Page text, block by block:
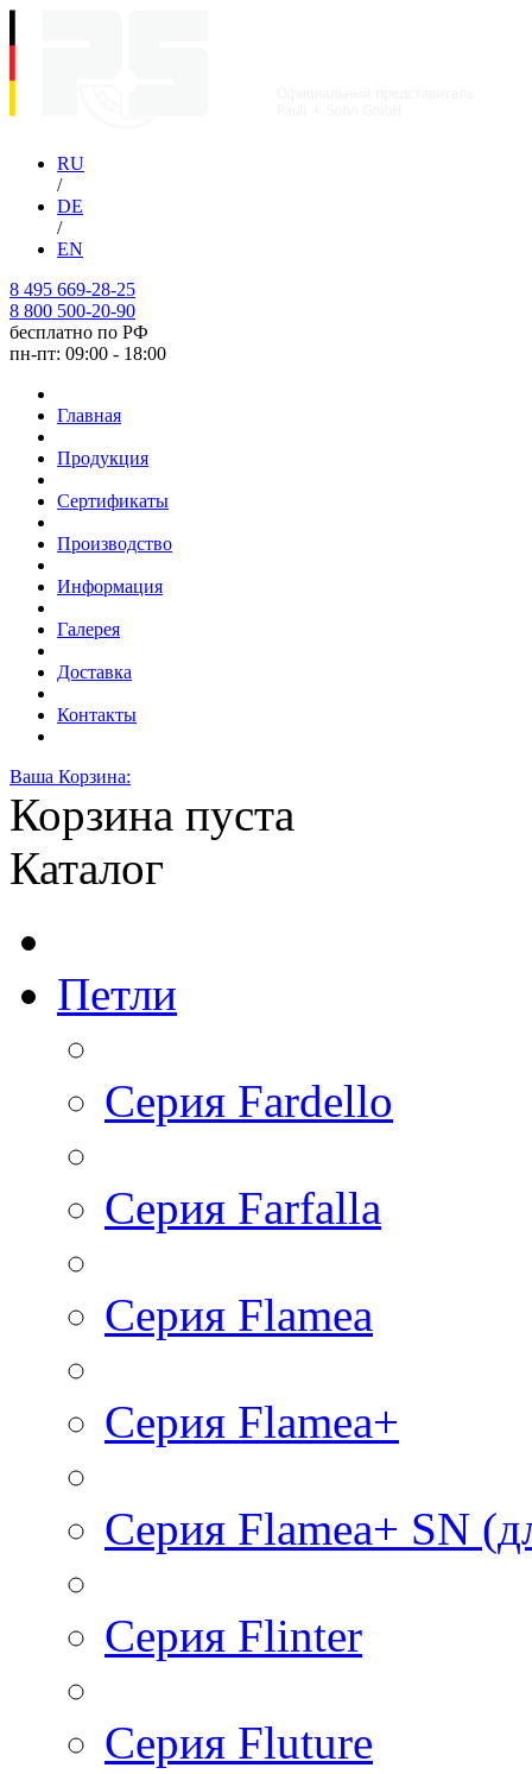
RU
/
DE
/
EN
8 495 669-28-25
8 800 500-20-90
бесплатно по РФ
пн-пт: 09:00 - 18:00
Главная
Продукция
Сертификаты
Производство
Информация
Галерея
Доставка
Контакты
Ваша Корзина:
Корзина пуста
Каталог
Петли
Серия Fardello
Серия Farfalla
Серия Flamea
Серия Flamea+
Серия Flamea+ SN
Серия Flinter
Серия Fluture